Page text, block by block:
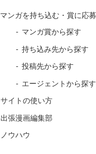
マンガ賞から探す
持ち込み先から探す
投稿先から探す
エージェントから探す
サイトの使い方
出張漫画編集部
ノウハウ